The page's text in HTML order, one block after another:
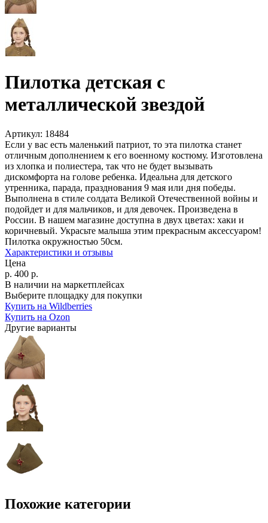
Пилотка детская с
металлической звездой
Артикул: 18484
Если у вас есть маленький патриот, то эта пилотка станет
отличным дополнением к его военному костюму. Изготовлена
из хлопка и полиестера, так что не будет вызывать
дискомфорта на голове ребенка. Идеальна для детского
утренника, парада, празднования 9 мая или дня победы.
Выполнена в стиле солдата Великой Отечественной войны и
подойдет и для мальчиков, и для девочек. Произведена в
России. В нашем магазине доступна в двух цветах: хаки и
коричневый. Украсьте малыша этим прекрасным аксессуаром!
Пилотка окружностью 50см.
Характеристики и отзывы
Цена
р. 400 р.
В наличии на маркетплейсах
Выберите площадку для покупки
Купить на Wildberries
Купить на Ozon
Другие варианты
Похожие категории